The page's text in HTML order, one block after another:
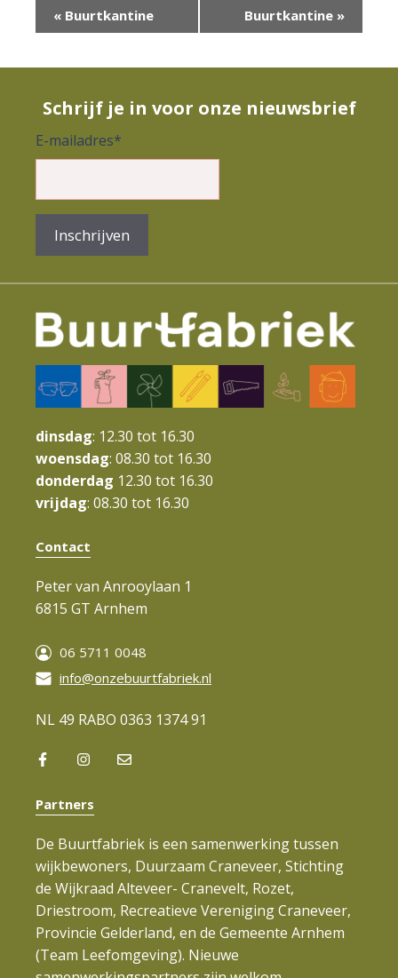
v
e
n
e
m
e
n
t
N
a
v
i
g
a
t
i
« Buurtkantine Buurtkantine »
Schrijf je in voor onze nieuwsbrief
E-mailadres*
Inschrijven
dinsdag: 12.30 tot 16.30
woensdag: 08.30 tot 16.30
donderdag 12.30 tot 16.30
vrijdag: 08.30 tot 16.30
Contact
Peter van Anrooylaan 1
6815 GT Arnhem
06 5711 0048
info@onzebuurtfabriek.nl
NL 49 RABO 0363 1374 91
Partners
De Buurtfabriek is een samenwerking tussen
wijkbewoners, Duurzaam Craneveer, Stichting
de Wijkraad Alteveer- Cranevelt, Rozet,
Driestroom, Recreatieve Vereniging Craneveer,
Provincie Gelderland, en de Gemeente Arnhem
(Team Leefomgeving). Nieuwe